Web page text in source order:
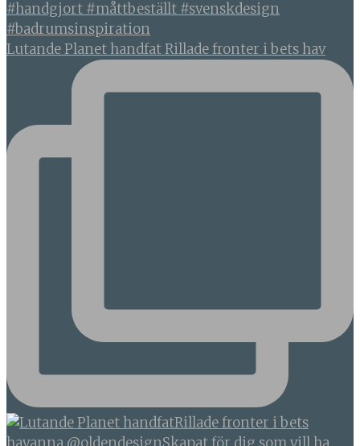
Lutande Planet handfat Rillade fronter i bets hav